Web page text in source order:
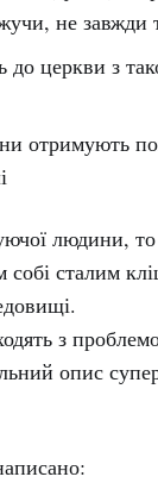
не завжди
до церкви з
отримують
людини,
собі сталим
з
опис